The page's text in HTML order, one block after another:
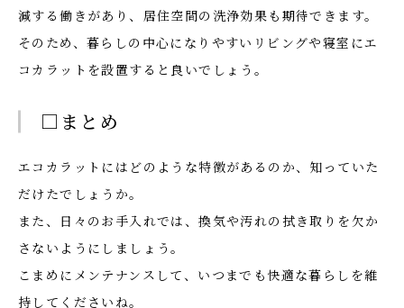
減する働きがあり、居住空間の洗浄効果も期待できます。
そのため、暮らしの中心になりやすいリビングや寝室にエ
コカラットを設置すると良いでしょう。
□まとめ
エコカラットにはどのような特徴があるのか、知っていた
だけたでしょうか。
また、日々のお手入れでは、換気や汚れの拭き取りを欠か
さないようにしましょう。
こまめにメンテナンスして、いつまでも快適な暮らしを維
持してくださいね。